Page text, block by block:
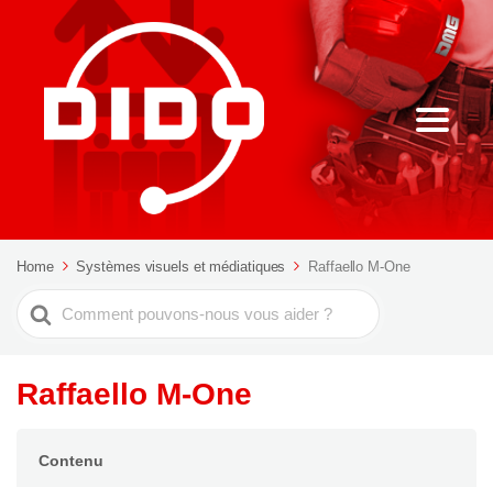
Home Systèmes visuels et médiatiques Raffaello M-One
Rechercher
Raffaello M-One
Contenu